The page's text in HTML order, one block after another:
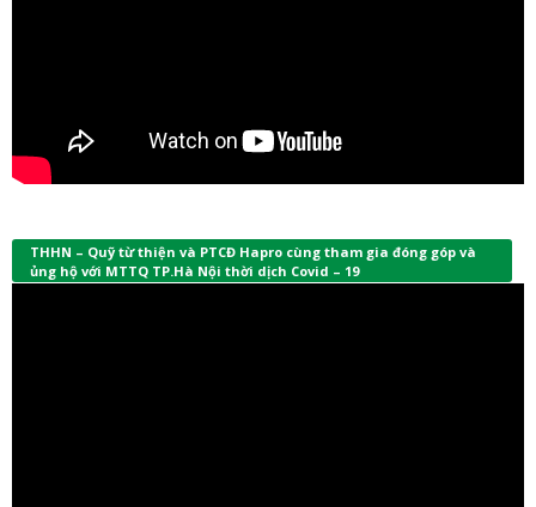
THHN – Quỹ từ thiện và PTCĐ Hapro cùng tham gia đóng góp và
ủng hộ với MTTQ TP.Hà Nội thời dịch Covid – 19